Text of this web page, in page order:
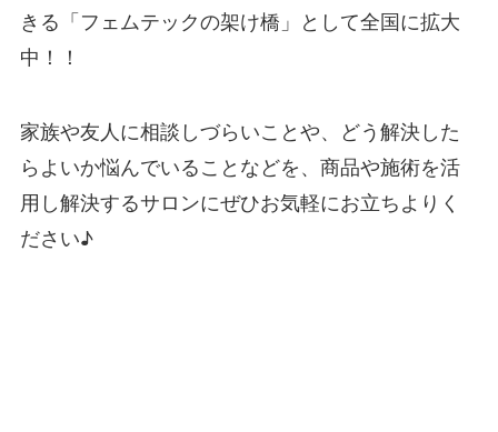
きる「フェムテックの架け橋」として全国に拡大
中！！
家族や友人に相談しづらいことや、どう解決した
らよいか悩んでいることなどを、商品や施術を活
用し解決するサロンにぜひお気軽にお立ちよりく
ださい♪